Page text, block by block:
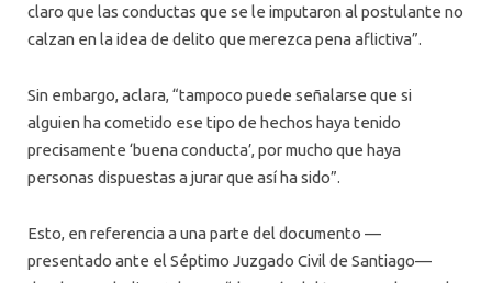
claro que las conductas que se le imputaron al postulante no
calzan en la idea de delito que merezca pena aflictiva”.
Sin embargo, aclara, “tampoco puede señalarse que si
alguien ha cometido ese tipo de hechos haya tenido
precisamente ‘buena conducta’, por mucho que haya
personas dispuestas a jurar que así ha sido”.
Esto, en referencia a una parte del documento —
presentado ante el Séptimo Juzgado Civil de Santiago—